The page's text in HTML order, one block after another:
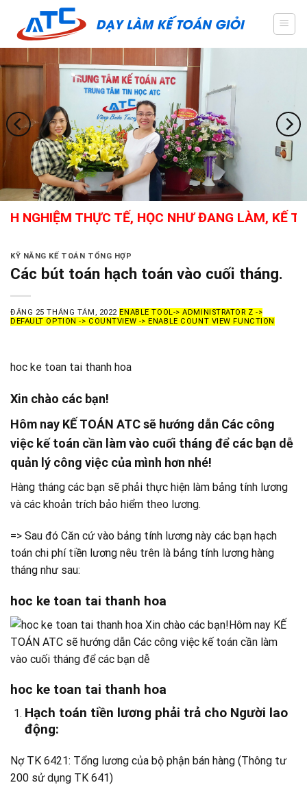
content
THỰC TẾ, HỌC NHƯ ĐANG LÀM, KẾ TOÁN
KỸ NĂNG KẾ TOÁN TỔNG HỢP
Các bút toán hạch toán vào cuối tháng.
ĐĂNG 25 THÁNG TÁM, 2022 ENABLE TOOL-> ADMINISTRATOR Z ->
DEFAULT OPTION -> COUNTVIEW -> ENABLE COUNT VIEW FUNCTION
hoc ke toan tai thanh hoa
Xin chào các bạn!
Hôm nay KẾ TOÁN ATC sẽ hướng dẫn Các công
việc kế toán cần làm vào cuối tháng để các bạn dễ
quản lý công việc của mình hơn nhé!
Hàng tháng các bạn sẽ phải thực hiện làm bảng tính lương
và các khoản trích bảo hiểm theo lương.
=> Sau đó Căn cứ vào bảng tính lương này các bạn hạch
toán chi phí tiền lương nêu trên là bảng tính lương hàng
tháng như sau:
hoc ke toan tai thanh hoa
hoc ke toan tai thanh hoa
Hạch toán tiền lương phải trả cho Người lao
động:
Nợ TK 6421: Tổng lương của bộ phận bán hàng (Thông tư
200 sử dụng TK 641)